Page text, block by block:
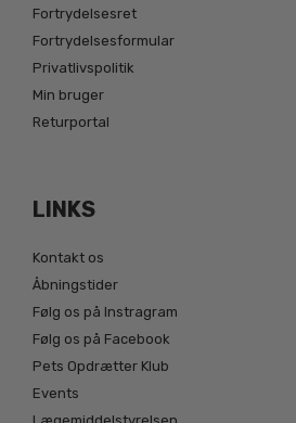
Fortrydelsesret
Fortrydelsesformular
Privatlivspolitik
Min bruger
Returportal
LINKS
Kontakt os
Åbningstider
Følg os på Instragram
Følg os på Facebook
Pets Opdrætter Klub
Events